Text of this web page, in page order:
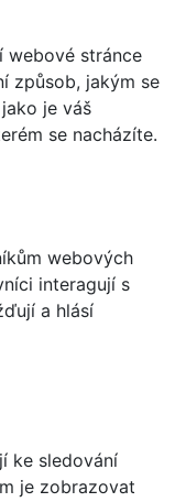
webové stránce
způsob, jakým se
je váš
se nacházíte.
webových
interagují s
a hlásí
ke sledování
je zobrazovat